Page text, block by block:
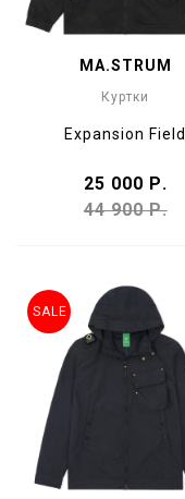
MA.STRUM
Куртки
Expansion Field
25 000 Р.
44 900 Р.
SALE